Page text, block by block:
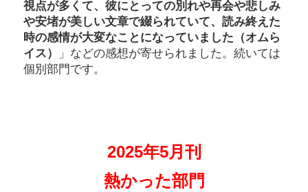
視点が多くて、彼にとっての別れや再会や悲しみ
や安堵が美しい文章で綴られていて、読み終えた
時の感情が大変なことになっていました（オムら
イス）
」などの感想が寄せられました。続いては
個別部門です。
2025年5月刊
熱かった部門